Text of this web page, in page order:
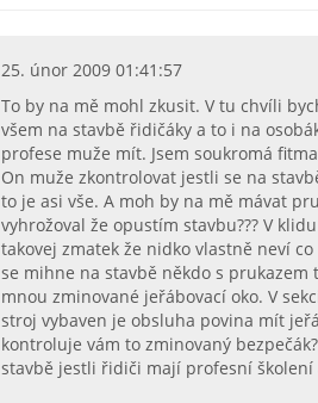
25. únor 2009 01:41:57
To by na mě mohl zkusit. V tu chvíli
všem na stavbě řidičáky a to i na
profese muže mít. Jsem soukromá
On muže zkontrolovat jestli se na
to je asi vše. A moh by na mě mávat
vyhrožoval že opustím stavbu??? V
takovej zmatek že nidko vlastně neví
se mihne na stavbě někdo s
mnou zminované jeřábovací oko. V
stroj vybaven je obsluha povina mít
kontroluje vám to zminovaný
stavbě jestli řidiči mají profesní školení